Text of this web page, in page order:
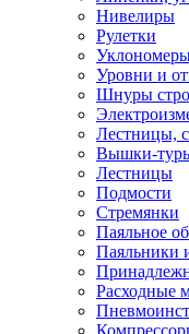
Нивелиры
Рулетки
Уровни и
Шнуры
Лестницы,
Вышки-
Лестницы
Подмости
Стремянки
Паяльное
Паяльники
Расходные